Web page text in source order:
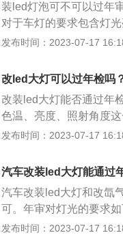
用的双氙气大灯。
装led灯泡可不可以过年
对于车灯的要求包含灯
求。以下为LED的相关
题，同时还有卸载负载
来营造车内环境，用寿
使用过程中光输出亮度
汽车灯适合于汽车电子
尾灯，刹车灯，转向信
发布时间：2023-07-17
改led大灯可以过年检吗
改装led大灯能否通过年
色温、亮度、照射角度
过年检。主要检查的是
大灯不会影响行车安全
格车辆，应限期修复，
驶；无故不参加年检或
合报废条件或使用超过
以报废。
发布时间：2023-07-17
汽车改装led大灯能通过
汽车改装led大灯和改氙
可。年审对灯光的要求
光灯流明不能低于
发布时间：2023-07-17